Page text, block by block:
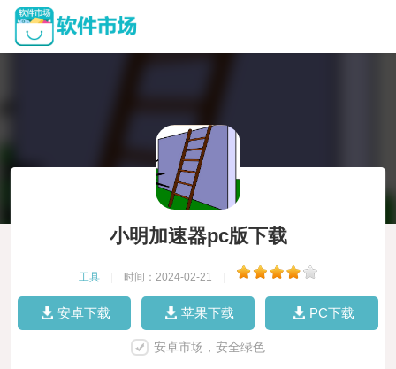
小明加速器pc版下载
工具 时间：2024-02-21
安卓下载 苹果下载 PC下载
安卓市场，安全绿色